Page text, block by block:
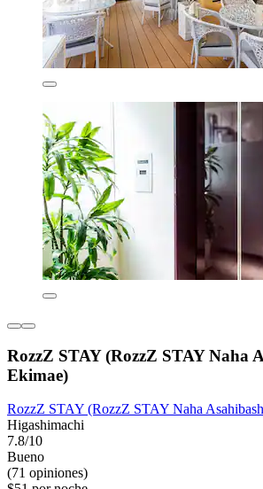
RozzZ STAY (RozzZ STAY Naha
Ekimae)
RozzZ STAY (RozzZ STAY Naha
Higashimachi
7.8/10
Bueno
(71 opiniones)